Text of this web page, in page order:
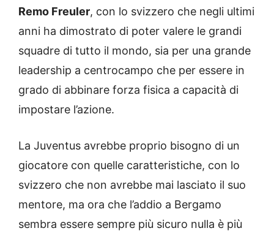
Remo Freuler, con lo svizzero che negli ultimi
anni ha dimostrato di poter valere le grandi
squadre di tutto il mondo, sia per una grande
leadership a centrocampo che per essere in
grado di abbinare forza fisica a capacità di
impostare l’azione.
La Juventus avrebbe proprio bisogno di un
giocatore con quelle caratteristiche, con lo
svizzero che non avrebbe mai lasciato il suo
mentore, ma ora che l’addio a Bergamo
sembra essere sempre più sicuro nulla è più